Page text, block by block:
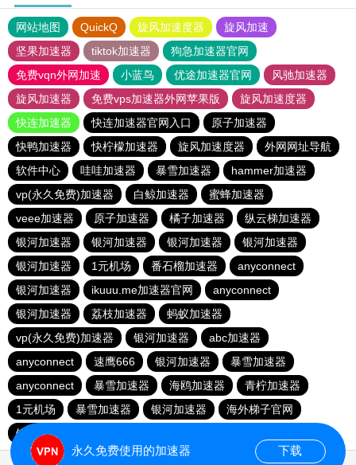
网站地图 QuickQ 旋风加速度器
旋风加速
坚果加速器
tiktok加速器
狗急加速器官网
免费vqn外网加速
小蓝鸟 优途加速器官网
风驰加速器
旋风加速器
免费vps加速器外网苹果版
旋风加速度器
快连加速器
快连加速器官网入口
原子加速器
快鸭加速器
快柠檬加速器 旋风加速度器
外网网址导航
软件中心
哇哇加速器 暴雪加速器
hammer加速器
vp(永久免费)加速器
白鲸加速器
蜜蜂加速器
veee加速器
原子加速器 橘子加速器
纵云梯加速器
银河加速器
银河加速器 银河加速器
银河加速器
银河加速器
1元机场 番石榴加速器
anyconnect
银河加速器
ikuuu.me加速器官网
anyconnect
银河加速器
荔枝加速器
蚂蚁加速器
vp(永久免费)加速器
银河加速器
abc加速器
anyconnect
速鹰666 银河加速器
暴雪加速器
anyconnect
暴雪加速器 海鸥加速器
青柠加速器
1元机场
暴雪加速器 银河加速器
海外梯子官网
银河加速器
永久免费使用的加速器 下载